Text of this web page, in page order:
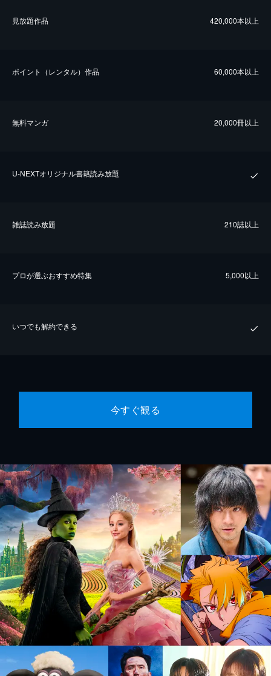
⾒放題作品 420,000本以上
ポイント（レンタル）作品 60,000本以上
無料マンガ 20,000冊以上
U-NEXTオリジナル書籍読み放題
雑誌読み放題 210誌以上
プロが選ぶおすすめ特集 5,000以上
いつでも解約できる
今すぐ観る